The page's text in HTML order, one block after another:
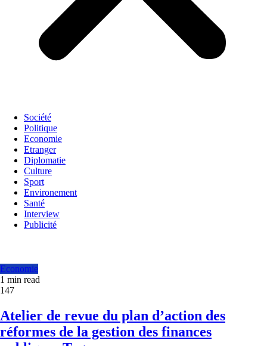
Société
Politique
Economie
Etranger
Diplomatie
Culture
Sport
Environement
Santé
Interview
Publicité
Economie
1 min read
147
Atelier de revue du plan d’action des
réformes de la gestion des finances